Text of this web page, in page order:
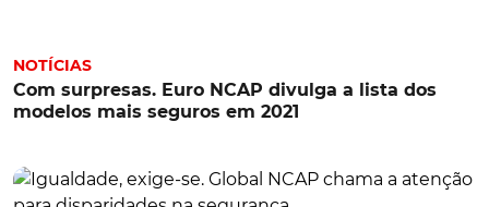
NOTÍCIAS
Com surpresas. Euro NCAP divulga a lista dos
modelos mais seguros em 2021